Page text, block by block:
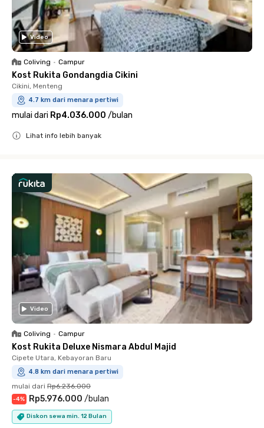
Video
Coliving • Campur
Kost Rukita Gondangdia Cikini
Cikini, Menteng
4.7 km dari menara pertiwi
mulai dari Rp4.036.000 /bulan
Lihat info lebih banyak
Video
Coliving • Campur
Kost Rukita Deluxe Nismara Abdul Majid
Cipete Utara, Kebayoran Baru
4.8 km dari menara pertiwi
mulai dari Rp6.236.000
-4% Rp5.976.000 /bulan
Diskon sewa min. 12 Bulan